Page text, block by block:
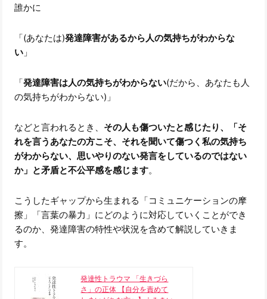
誰かに
「(あなたは)発達障害があるから人の気持ちがわからな
い 」
「発達障害は人の気持ちがわからない(だから、あなたも人
の気持ちがわからない)」
などと言われるとき、 その人も傷ついたと感じたり、「そ
れを言うあなたの方こそ、それを聞いて傷つく私の気持ち
がわからない、思いやりのない発言をしているのではない
か」と矛盾と不公平感を感じます。
こうしたギャップから生まれる「コミュニケーションの摩
擦」「言葉の暴力」にどのように対応していくことができ
るのか、発達障害の特性や状況を含めて解説していきま
す。
発達性トラウマ 「生きづら
さ」の正体 【自分を責めて